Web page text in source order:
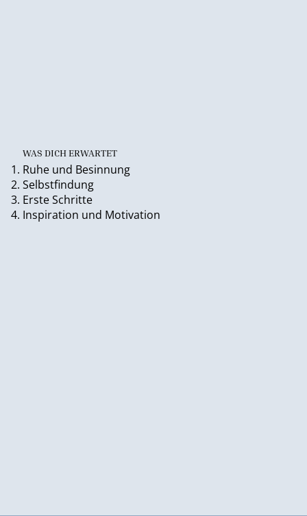
WAS DICH ERWARTET
Ruhe und Besinnung
Selbstfindung
Erste Schritte
Inspiration und Motivation